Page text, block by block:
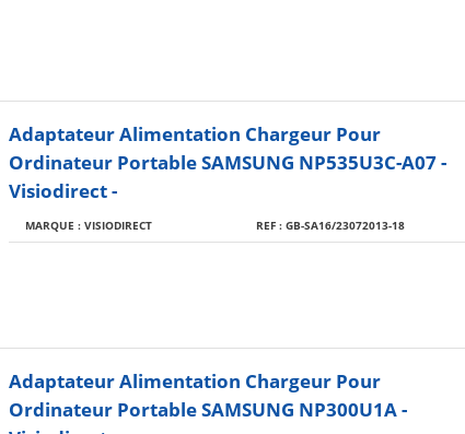
Adaptateur Alimentation Chargeur Pour
Ordinateur Portable SAMSUNG NP535U3C-A07 -
Visiodirect -
MARQUE : VISIODIRECT REF : GB-SA16/23072013-18
Adaptateur Alimentation Chargeur Pour
Ordinateur Portable SAMSUNG NP300U1A -